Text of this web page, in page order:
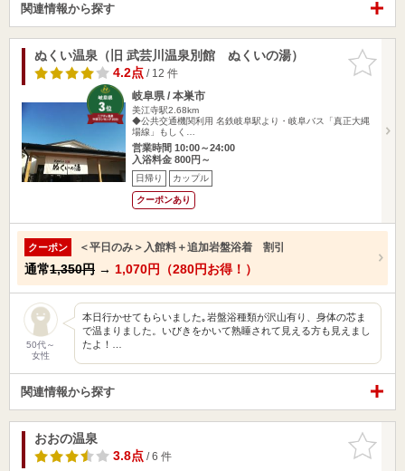
関連情報から探す
お気に入
りに追加
ぬくい温泉（旧 武芸川温泉別館 ぬくいの湯）
4.2点/ 12 件
岐阜県 / 本巣市
美江寺駅2.68km
◆公共交通機関利用 名鉄岐阜駅より・岐阜バス「真正大縄
場線」もしく…
営業時間 10:00～24:00
入浴料金 800円～
日帰り カップル
クーポンあり
クーポン ＜平日のみ＞入館料＋追加岩盤浴着 割引
通常1,350円 → 1,070円（280円お得！）
50代～
女性
本日行かせてもらいました｡岩盤浴種類が沢山有り、身体の芯ま
で温まりました。いびきをかいて熟睡されて見える方も見えまし
たよ！…
関連情報から探す
お気に入
りに追加
おおの温泉
3.8点/ 6 件